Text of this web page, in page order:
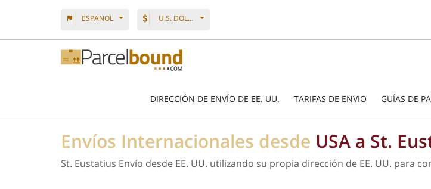
ESPANOL U.S. DOLLAR
DIRECCIÓN DE ENVÍO DE EE. UU. TARIFAS DE ENVIO GUÍAS DE
Envíos Internacionales desde USA a St.
St. Eustatius Envío desde EE. UU. utilizando su propia dirección de EE. UU. para